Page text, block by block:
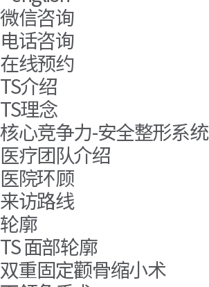
微信咨询
电话咨询
在线预约
TS介绍
TS理念
核心竞争力-安全整形系统
医疗团队介绍
医院环顾
来访路线
轮廓
TS 面部轮廓
双重固定颧骨缩小术